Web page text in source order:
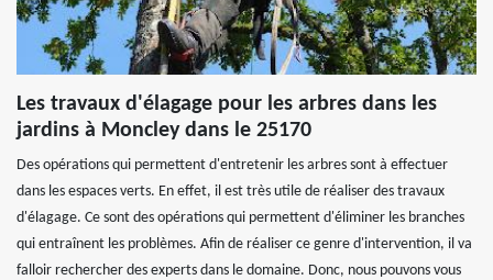
Les travaux d'élagage pour les arbres dans les
jardins à Moncley dans le 25170
Des opérations qui permettent d'entretenir les arbres sont à effectuer
dans les espaces verts. En effet, il est très utile de réaliser des travaux
d'élagage. Ce sont des opérations qui permettent d'éliminer les branches
qui entraînent les problèmes. Afin de réaliser ce genre d'intervention, il va
falloir rechercher des experts dans le domaine. Donc, nous pouvons vous